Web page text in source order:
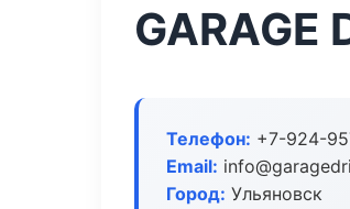
GARAGE
Телефон: +7-924-
Email:
Город: Ульяновск